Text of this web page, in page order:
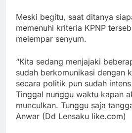
Meski begitu, saat ditanya
memenuhi kriteria KPNP
melempar senyum.
“Kita sedang menjajaki
sudah berkomunikasi dengan
secara politik pun sudah
Tinggal nunggu waktu kapan
munculkan. Tunggu saja
Anwar (Dd Lensaku like.com)